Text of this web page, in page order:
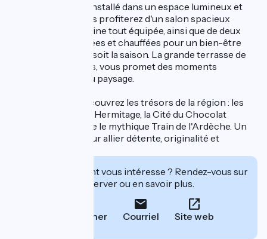
Confortablement installé dans un espace lumineux et
contemporain, vous profiterez d'un salon spacieux
ouvert sur une cuisine tout équipée, ainsi que de deux
chambres climatisées et chauffées pour un bien-être
optimal, quelle que soit la saison. La grande terrasse de
40 m², sans vis-à-vis, vous promet des moments
inoubliables face au paysage.
À quelques pas, découvrez les trésors de la région : les
célèbres caves de l'Hermitage, la Cité du Chocolat
Valrhona ou encore le mythique Train de l'Ardèche. Un
lieu d'exception pour allier détente, originalité et
Cet établissement vous intéresse ? Rendez-vous sur
leur site pour réserver ou en savoir plus.
Téléphoner Courriel Site web